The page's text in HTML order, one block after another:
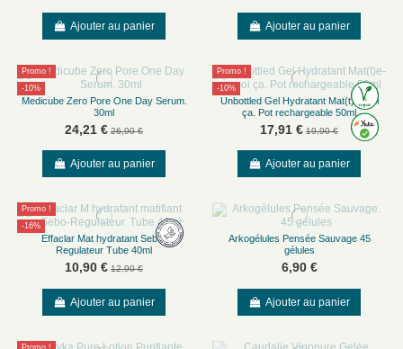
Ajouter au panier Ajouter au panier
Promo !
-10%
Medicube Zero Pore One Day Serum.
30ml
24,21 € 26,90 €
Ajouter au panier
Promo !
-10%
Unbottled Gel Hydratant Mat(t)e-moi
ça. Pot rechargeable 50ml
17,91 € 19,90 €
Ajouter au panier
Promo !
-16%
Effaclar Mat hydratant Sebo-
Regulateur Tube 40ml
10,90 € 12,90 €
Ajouter au panier
Arkogélules Pensée Sauvage 45
gélules
6,90 €
Ajouter au panier
Promo !